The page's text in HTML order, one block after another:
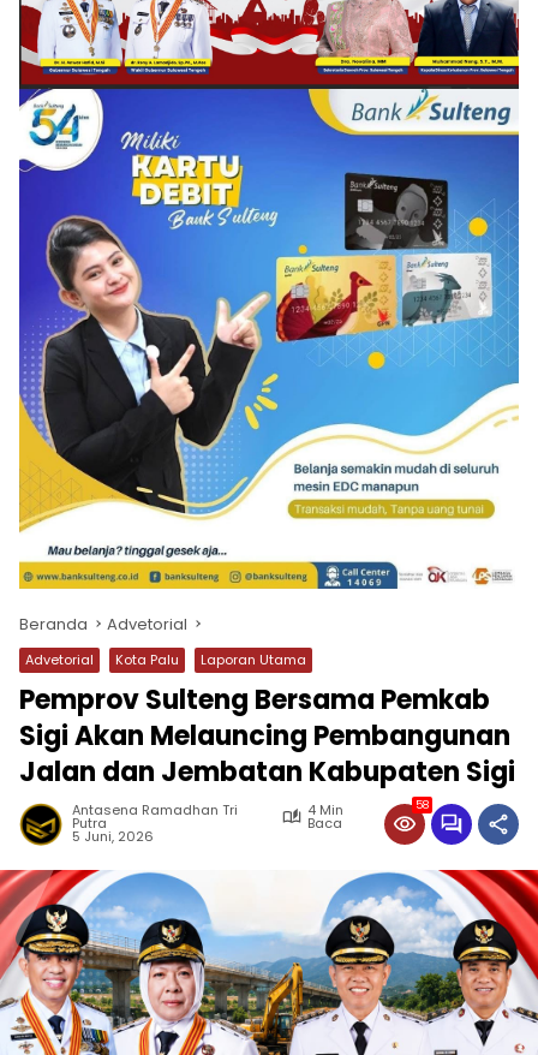
Beranda Advetorial
Advetorial Kota Palu Laporan Utama
Pemprov Sulteng Bersama Pemkab
Sigi Akan Melauncing Pembangunan
Jalan dan Jembatan Kabupaten Sigi
Antasena Ramadhan Tri
Putra
4 Min
Baca
5 Juni, 2026
58